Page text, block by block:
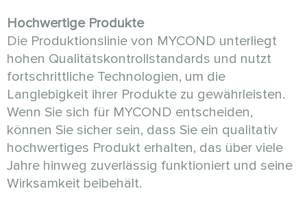
Hochwertige Produkte
Die Produktionslinie von MYCOND unterliegt
hohen Qualitätskontrollstandards und nutzt
fortschrittliche Technologien, um die
Langlebigkeit ihrer Produkte zu gewährleisten.
Wenn Sie sich für MYCOND entscheiden,
können Sie sicher sein, dass Sie ein qualitativ
hochwertiges Produkt erhalten, das über viele
Jahre hinweg zuverlässig funktioniert und seine
Wirksamkeit beibehält.